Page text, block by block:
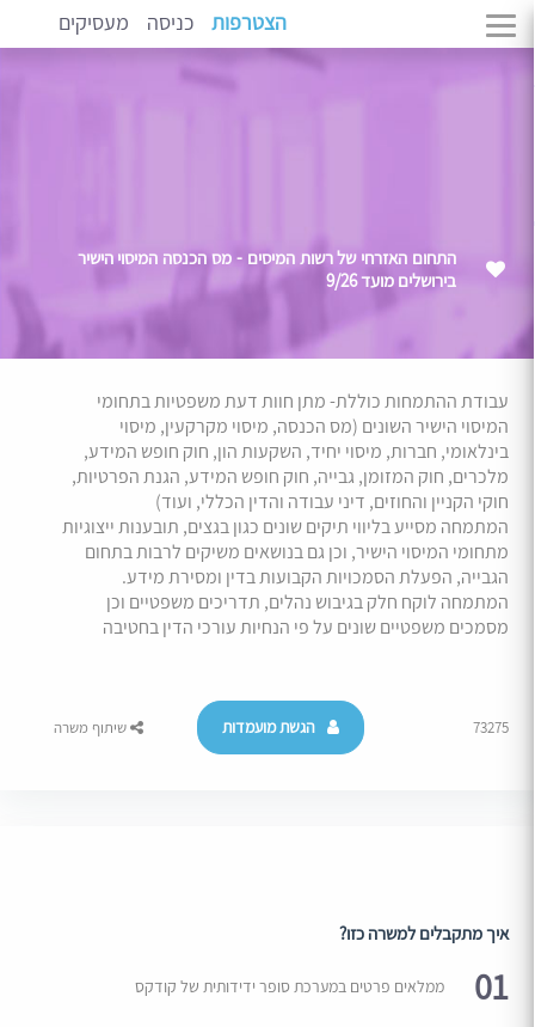
הצטרפות כניסה מעסיקים
התחום האזרחי של רשות המיסים - מס הכנסה המיסוי הישיר
בירושלים מועד 9/26
עבודת ההתמחות כוללת- מתן חוות דעת משפטיות בתחומי
המיסוי הישיר השונים (מס הכנסה, מיסוי מקרקעין, מיסוי
בינלאומי, חברות, מיסוי יחיד, השקעות הון, חוק חופש המידע,
מלכרים, חוק המזומן, גבייה, חוק חופש המידע, הגנת הפרטיות,
חוקי הקניין והחוזים, דיני עבודה והדין הכללי, ועוד)
המתמחה מסייע בליווי תיקים שונים כגון בגצים, תובענות ייצוגיות
מתחומי המיסוי הישיר, וכן גם בנושאים משיקים לרבות בתחום
הגבייה, הפעלת הסמכויות הקבועות בדין ומסירת מידע.
המתמחה לוקח חלק בגיבוש נהלים, תדריכים משפטיים וכן
מסמכים משפטיים שונים על פי הנחיות עורכי הדין בחטיבה
73275 הגשת מועמדות שיתוף משרה
איך מתקבלים למשרה כזו?
01 ממלאים פרטים במערכת סופר ידידותית של קודקס